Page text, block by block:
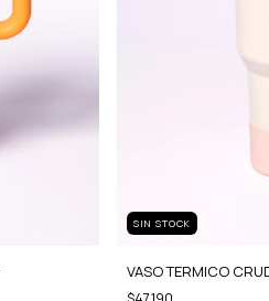
SIN STOCK
VASO TERMICO